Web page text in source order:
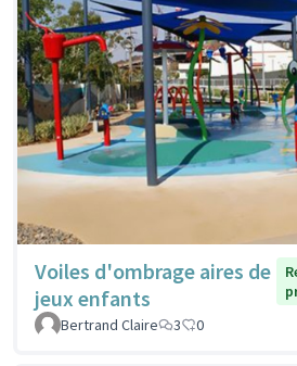
Voiles d'ombrage aires de
jeux enfants
Bertrand Claire
3 0